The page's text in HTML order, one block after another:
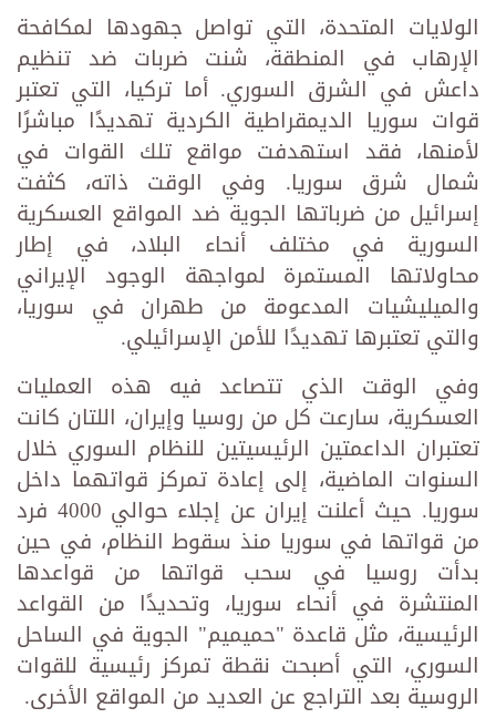
الولايات المتحدة، التي تواصل جهودها لمكافحة
الإرهاب في المنطقة، شنت ضربات ضد تنظيم
داعش في الشرق السوري. أما تركيا، التي تعتبر
قوات سوريا الديمقراطية الكردية تهديدًا مباشرًا
لأمنها، فقد استهدفت مواقع تلك القوات في
شمال شرق سوريا. وفي الوقت ذاته، كثفت
إسرائيل من ضرباتها الجوية ضد المواقع العسكرية
السورية في مختلف أنحاء البلاد، في إطار
محاولاتها المستمرة لمواجهة الوجود الإيراني
والميليشيات المدعومة من طهران في سوريا،
والتي تعتبرها تهديدًا للأمن الإسرائيلي.
وفي الوقت الذي تتصاعد فيه هذه العمليات
العسكرية، سارعت كل من روسيا وإيران، اللتان كانت
تعتبران الداعمتين الرئيسيتين للنظام السوري خلال
السنوات الماضية، إلى إعادة تمركز قواتهما داخل
سوريا. حيث أعلنت إيران عن إجلاء حوالي 4000 فرد
من قواتها في سوريا منذ سقوط النظام، في حين
بدأت روسيا في سحب قواتها من قواعدها
المنتشرة في أنحاء سوريا، وتحديدًا من القواعد
الرئيسية، مثل قاعدة "حميميم" الجوية في الساحل
السوري، التي أصبحت نقطة تمركز رئيسية للقوات
الروسية بعد التراجع عن العديد من المواقع الأخرى.